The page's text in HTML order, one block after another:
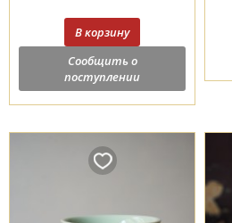
Сообщить о
поступлении